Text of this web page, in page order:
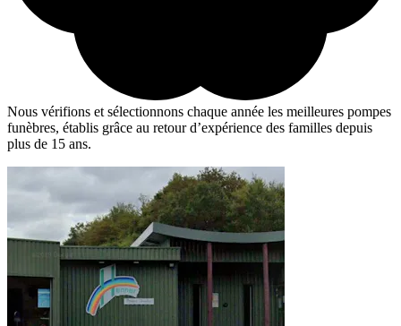
Nous vérifions et sélectionnons chaque année les meilleures pompes
funèbres, établis grâce au retour d’expérience des familles depuis
plus de 15 ans.